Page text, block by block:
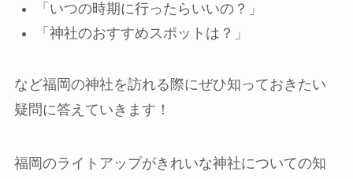
「いつの時期に行ったらいいの？」
「神社のおすすめスポットは？」
など福岡の神社を訪れる際にぜひ知っておきたい
疑問に答えていきます！
福岡のライトアップがきれいな神社についての知